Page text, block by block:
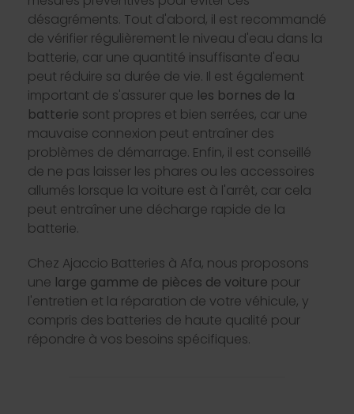
désagréments. Tout d'abord, il est recommandé
de vérifier régulièrement le niveau d'eau dans la
batterie, car une quantité insuffisante d'eau
peut réduire sa durée de vie. Il est également
important de s'assurer que les bornes de la
batterie sont propres et bien serrées, car une
mauvaise connexion peut entraîner des
problèmes de démarrage. Enfin, il est conseillé
de ne pas laisser les phares ou les accessoires
allumés lorsque la voiture est à l'arrêt, car cela
peut entraîner une décharge rapide de la
batterie.
Chez Ajaccio Batteries à Afa, nous proposons
une large gamme de pièces de voiture pour
l'entretien et la réparation de votre véhicule, y
compris des batteries de haute qualité pour
répondre à vos besoins spécifiques.